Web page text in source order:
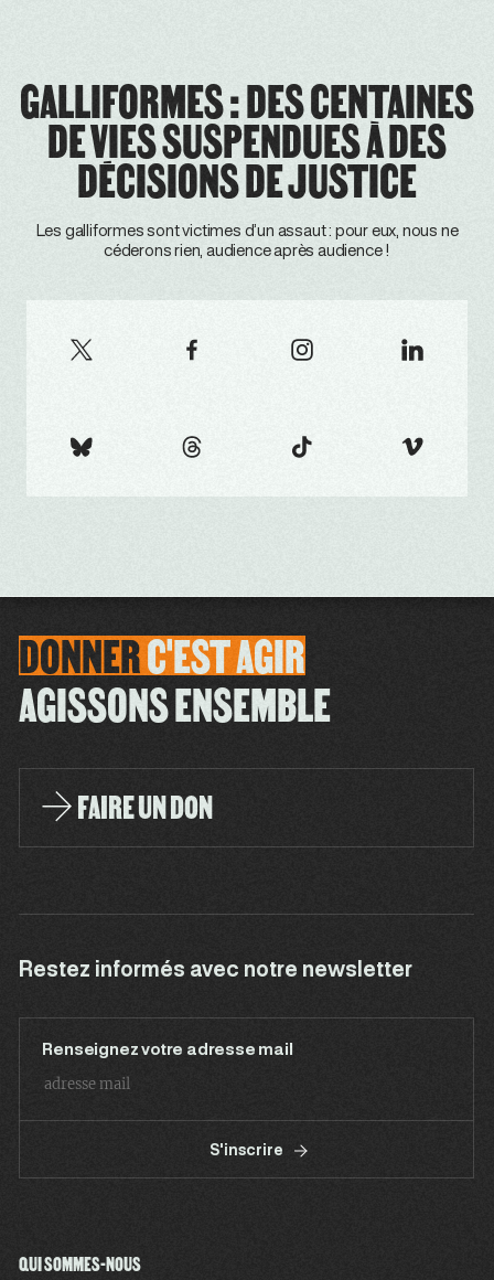
GALLIFORMES : DES CENTAINES
DE VIES SUSPENDUES À DES
DÉCISIONS DE JUSTICE
Les galliformes sont victimes d’un assaut : pour eux, nous ne
céderons rien, audience après audience !
DONNERC'ESTAGIR
AGISSONS ENSEMBLE
FAIRE UN DON
Restez informés avec notre newsletter
Renseignez votre adresse mail
S'inscrire
QUI SOMMES-NOUS